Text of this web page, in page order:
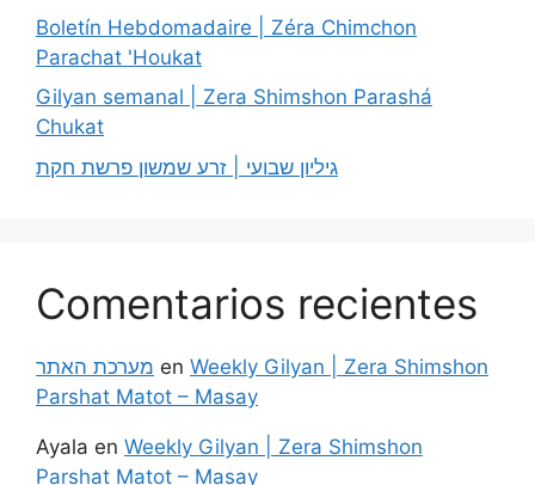
Boletín Hebdomadaire | Zéra Chimchon
Parachat 'Houkat
Gilyan semanal | Zera Shimshon Parashá
Chukat
גיליון שבועי | זרע שמשון פרשת חקת
Comentarios recientes
מערכת האתר en Weekly Gilyan | Zera Shimshon
Parshat Matot – Masay
Ayala en Weekly Gilyan | Zera Shimshon
Parshat Matot – Masay